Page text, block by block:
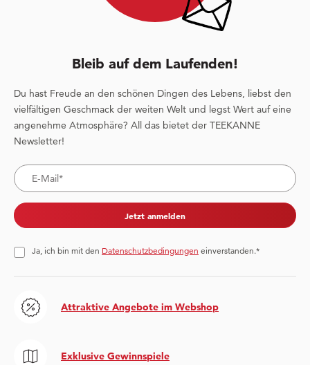
Bleib auf dem Laufenden!
Du hast Freude an den schönen Dingen des Lebens, liebst den
vielfältigen Geschmack der weiten Welt und legst Wert auf eine
angenehme Atmosphäre? All das bietet der TEEKANNE
Newsletter!
Jetzt anmelden
Ja, ich bin mit den Datenschutzbedingungen einverstanden.*
Attraktive Angebote im Webshop
Exklusive Gewinnspiele